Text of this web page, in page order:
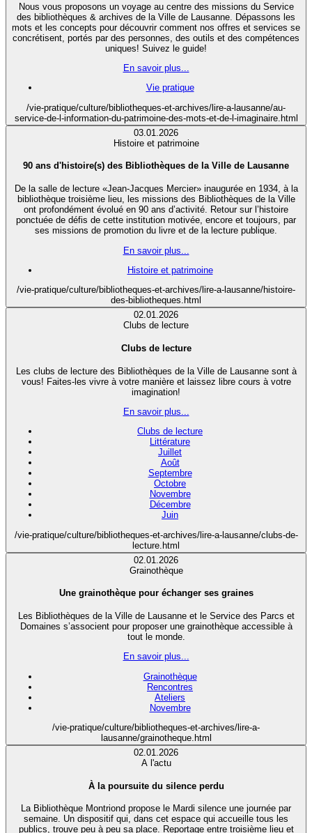
Nous vous proposons un voyage au centre des missions du Service
des bibliothèques & archives de la Ville de Lausanne. Dépassons les
mots et les concepts pour découvrir comment nos offres et services se
concrétisent, portés par des personnes, des outils et des compétences
uniques! Suivez le guide!
En savoir plus...
Vie pratique
/vie-pratique/culture/bibliotheques-et-archives/lire-a-lausanne/au-
service-de-l-information-du-patrimoine-des-mots-et-de-l-imaginaire.html
03.01.2026
Histoire et patrimoine
90 ans d'histoire(s) des Bibliothèques de la Ville de Lausanne
De la salle de lecture «Jean-Jacques Mercier» inaugurée en 1934, à la
bibliothèque troisième lieu, les missions des Bibliothèques de la Ville
ont profondément évolué en 90 ans d’activité. Retour sur l’histoire
ponctuée de défis de cette institution motivée, encore et toujours, par
ses missions de promotion du livre et de la lecture publique.
En savoir plus...
Histoire et patrimoine
/vie-pratique/culture/bibliotheques-et-archives/lire-a-lausanne/histoire-
des-bibliotheques.html
02.01.2026
Clubs de lecture
Clubs de lecture
Les clubs de lecture des Bibliothèques de la Ville de Lausanne sont à
vous! Faites-les vivre à votre manière et laissez libre cours à votre
imagination!
En savoir plus...
Clubs de lecture
Littérature
Juillet
Août
Septembre
Octobre
Novembre
Décembre
Juin
/vie-pratique/culture/bibliotheques-et-archives/lire-a-lausanne/clubs-de-
lecture.html
02.01.2026
Grainothèque
Une grainothèque pour échanger ses graines
Les Bibliothèques de la Ville de Lausanne et le Service des Parcs et
Domaines s’associent pour proposer une grainothèque accessible à
tout le monde.
En savoir plus...
Grainothèque
Rencontres
Ateliers
Novembre
/vie-pratique/culture/bibliotheques-et-archives/lire-a-
lausanne/grainotheque.html
02.01.2026
A l'actu
À la poursuite du silence perdu
La Bibliothèque Montriond propose le Mardi silence une journée par
semaine. Un dispositif qui, dans cet espace qui accueille tous les
publics, trouve peu à peu sa place. Reportage entre troisième lieu et